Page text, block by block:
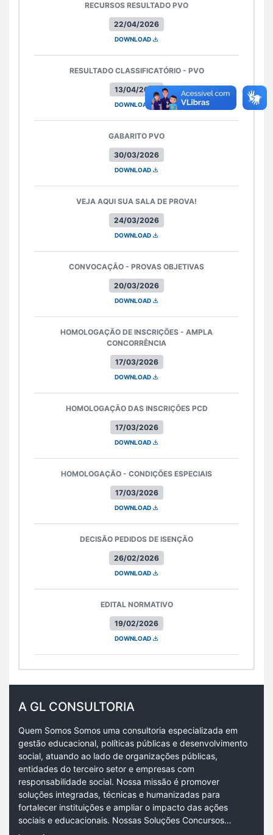
22/04/2026
RECURSOS RESULTADO PVO
DOWNLOAD
13/04/2026
RESULTADO CLASSIFICATÓRIO - PVO
DOWNLOAD
30/03/2026
GABARITO PVO
DOWNLOAD
24/03/2026
VEJA AQUI SUA SALA DE PROVA!
DOWNLOAD
20/03/2026
CONVOCAÇÃO - PROVAS OBJETIVAS
DOWNLOAD
17/03/2026
HOMOLOGAÇÃO DE INSCRIÇÕES - AMPLA
CONCORRÊNCIA
DOWNLOAD
17/03/2026
HOMOLOGAÇÃO DAS INSCRIÇÕES PCD
DOWNLOAD
17/03/2026
HOMOLOGAÇÃO - CONDIÇÕES ESPECIAIS
DOWNLOAD
26/02/2026
DECISÃO PEDIDOS DE ISENÇÃO
DOWNLOAD
19/02/2026
EDITAL NORMATIVO
DOWNLOAD
A GL CONSULTORIA
Quem Somos Somos uma consultoria especializada em
gestão educacional, políticas públicas e desenvolvimento
social, atuando ao lado de organizações públicas,
entidades do terceiro setor e empresas com
responsabilidade social. Nossa missão é promover
soluções integradas, técnicas e humanizadas para
fortalecer instituições e ampliar o impacto das ações
sociais e educacionais. Nossas Soluções Concursos…